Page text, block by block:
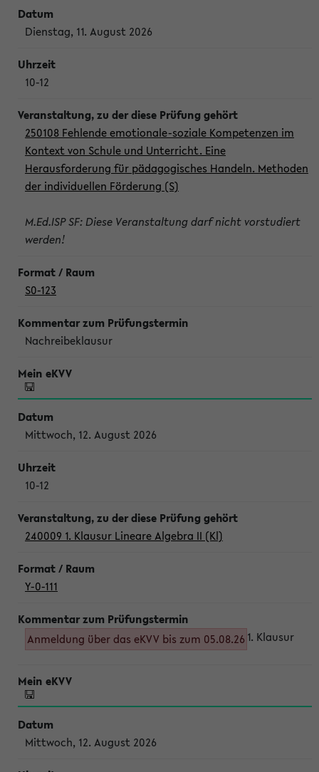
Dienstag, 11. August 2026
10-12
250108 Fehlende emotionale-soziale Kompetenzen im
Kontext von Schule und Unterricht. Eine
Herausforderung für pädagogisches Handeln. Methoden
der individuellen Förderung (S)
M.Ed.ISP SF: Diese Veranstaltung darf nicht vorstudiert
werden!
S0-123
Nachreibeklausur
Mittwoch, 12. August 2026
10-12
240009 1. Klausur Lineare Algebra II (Kl)
Y-0-111
Anmeldung über das eKVV bis zum 05.08.26 1. Klausur
Mittwoch, 12. August 2026